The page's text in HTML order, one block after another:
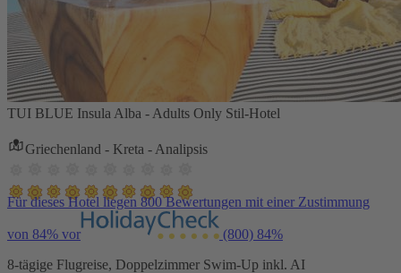
TUI BLUE Insula Alba - Adults Only Stil-Hotel
Griechenland - Kreta - Analipsis
Für dieses Hotel liegen 800 Bewertungen mit einer Zustimmung
von 84% vor (800) 84%
8-tägige Flugreise, Doppelzimmer Swim-Up inkl. AI